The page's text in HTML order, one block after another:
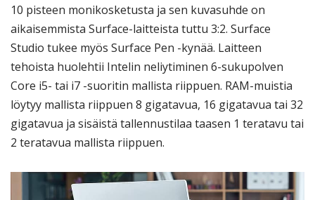
10 pisteen monikosketusta ja sen kuvasuhde on
aikaisemmista Surface-laitteista tuttu 3:2. Surface
Studio tukee myös Surface Pen -kynää. Laitteen
tehoista huolehtii Intelin neliytiminen 6-sukupolven
Core i5- tai i7 -suoritin mallista riippuen. RAM-muistia
löytyy mallista riippuen 8 gigatavua, 16 gigatavua tai 32
gigatavua ja sisäistä tallennustilaa taasen 1 teratavu tai
2 teratavua mallista riippuen.